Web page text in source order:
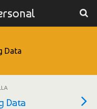
Data
Data